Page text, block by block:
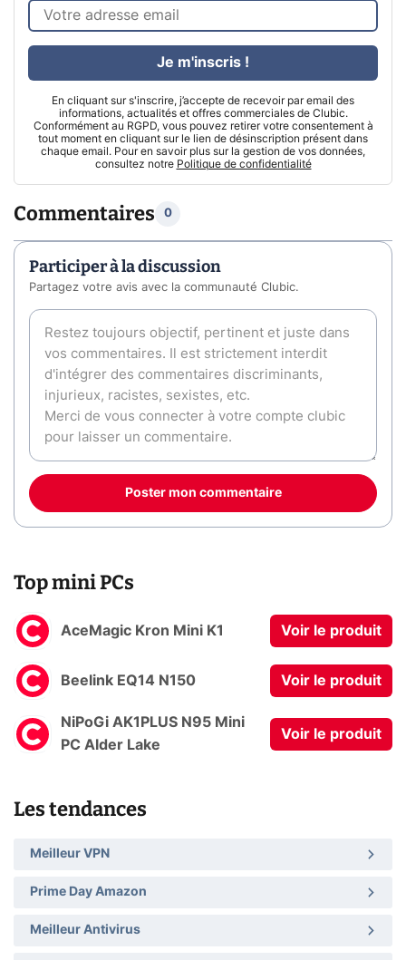
En cliquant sur s'inscrire, j’accepte de recevoir par email des
informations, actualités et offres commerciales de Clubic.
Conformément au RGPD, vous pouvez retirer votre consentement à
tout moment en cliquant sur le lien de désinscription présent dans
chaque email. Pour en savoir plus sur la gestion de vos données,
consultez notre Politique de confidentialité
Je m'inscris !
Commentaires 0
Participer à la discussion
Partagez votre avis avec la communauté Clubic.
Poster mon commentaire
Top mini PCs
AceMagic Kron Mini K1 Voir le produit
Beelink EQ14 N150 Voir le produit
NiPoGi AK1PLUS N95 Mini
PC Alder Lake
Voir le produit
Les tendances
Meilleur VPN
Prime Day Amazon
Meilleur Antivirus